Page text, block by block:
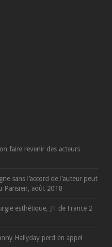
faire revenir des acteurs
sans l’accord de l’auteur peut
Parisien, août 2018
esthétique, JT de France 2
Hallyday perd en appel